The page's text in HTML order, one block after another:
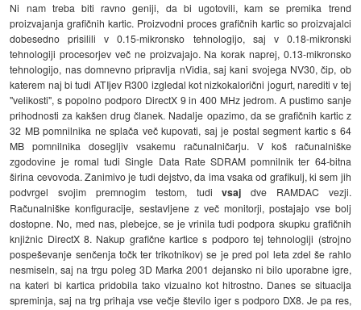
Ni nam treba biti ravno geniji, da bi ugotovili, kam se premika trend
proizvajanja grafičnih kartic. Proizvodni proces grafičnih kartic so proizvajalci
dobesedno prisilili v 0.15-mikronsko tehnologijo, saj v 0.18-mikronski
tehnologiji procesorjev več ne proizvajajo. Na korak naprej, 0.13-mikronsko
tehnologijo, nas domnevno pripravlja nVidia, saj kani svojega NV30, čip, ob
katerem naj bi tudi ATIjev R300 izgledal kot nizkokalorični jogurt, narediti v tej
"velikosti", s popolno podporo DirectX 9 in 400 MHz jedrom. A pustimo sanje
prihodnosti za kakšen drug članek. Nadalje opazimo, da se grafičnih kartic z
32 MB pomnilnika ne splača več kupovati, saj je postal segment kartic s 64
MB pomnilnika dosegljiv vsakemu računalničarju. V koš računalniške
zgodovine je romal tudi Single Data Rate SDRAM pomnilnik ter 64-bitna
širina cevovoda. Zanimivo je tudi dejstvo, da ima vsaka od grafikulj, ki sem jih
podvrgel svojim premnogim testom, tudivsaj dve RAMDAC vezji.
Računalniške konfiguracije, sestavljene z več monitorji, postajajo vse bolj
dostopne. No, med nas, plebejce, se je vrinila tudi podpora skupku grafičnih
knjižnic DirectX 8. Nakup grafične kartice s podporo tej tehnologiji (strojno
pospeševanje senčenja točk ter trikotnikov) se je pred pol leta zdel še rahlo
nesmiseln, saj na trgu poleg 3D Marka 2001 dejansko ni bilo uporabne igre,
na kateri bi kartica pridobila tako vizualno kot hitrostno. Danes se situacija
spreminja, saj na trg prihaja vse večje število iger s podporo DX8. Je pa res,